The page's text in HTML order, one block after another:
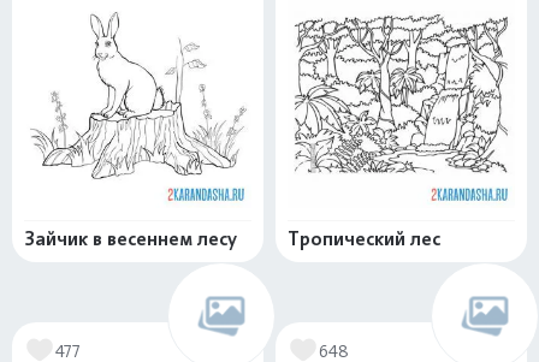
Зайчик в весеннем лесу Тропический лес
477 648